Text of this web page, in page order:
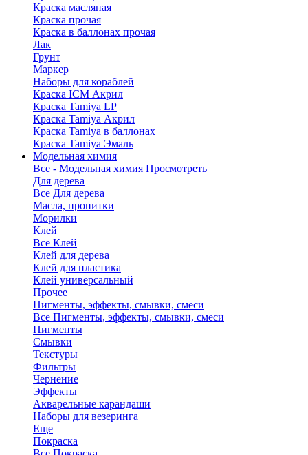
Краска масляная
Краска прочая
Краска в баллонах прочая
Лак
Грунт
Маркер
Наборы для кораблей
Краска ICM Акрил
Краска Tamiya LP
Краска Tamiya Акрил
Краска Tamiya в баллонах
Краска Tamiya Эмаль
Модельная химия
Все - Модельная химия Просмотреть
Для дерева
Все Для дерева
Масла, пропитки
Морилки
Клей
Все Клей
Клей для дерева
Клей для пластика
Клей универсальный
Прочее
Пигменты, эффекты, смывки, смеси
Все Пигменты, эффекты, смывки, смеси
Пигменты
Смывки
Текстуры
Фильтры
Чернение
Эффекты
Акварельные карандаши
Наборы для везеринга
Еще
Покраска